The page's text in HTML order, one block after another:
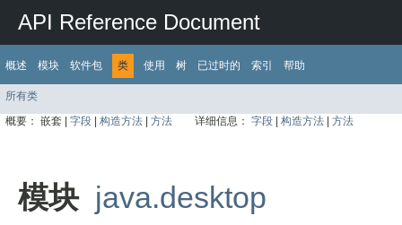
API Reference Document
概述 模块 软件包 类 使用 树 已过时的 索引 帮助
所有类
概要： 嵌套 | 字段 构造方法 方法 详细信息： 字段 构造方法 方法
模块 java.desktop